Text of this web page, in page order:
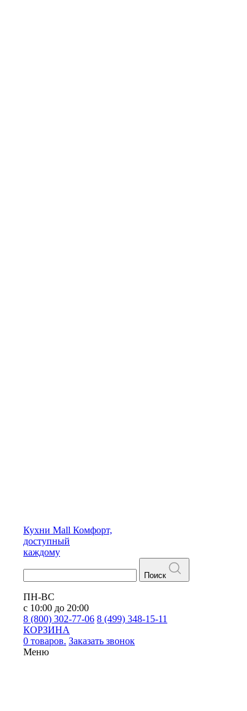
Кухни Mall Комфорт,
доступный
каждому
Поиск
ПН-ВС
с 10:00 до 20:00
8 (800) 302-77-06 8 (499) 348-15-11
КОРЗИНА
0 товаров. Заказать звонок
Меню